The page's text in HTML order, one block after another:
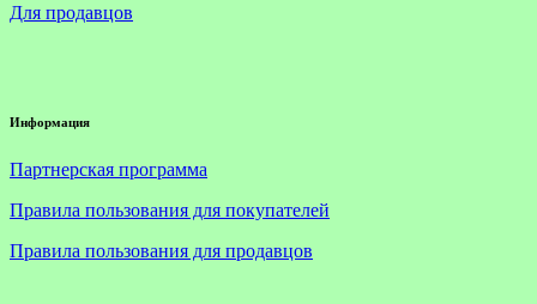
Для продавцов
Информация
Партнерская программа
Правила пользования для покупателей
Правила пользования для продавцов